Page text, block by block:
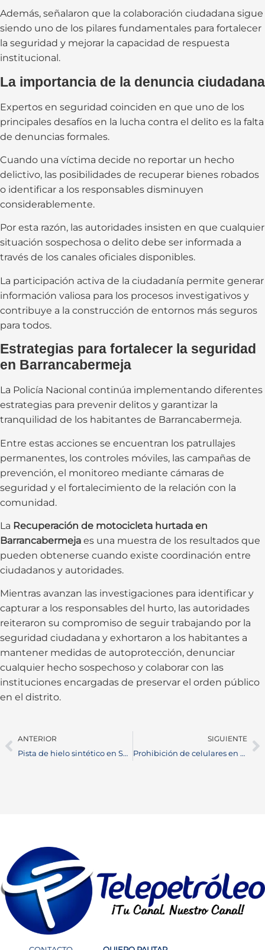
Además, señalaron que la colaboración ciudadana sigue
siendo uno de los pilares fundamentales para fortalecer
la seguridad y mejorar la capacidad de respuesta
institucional.
La importancia de la denuncia ciudadana
Expertos en seguridad coinciden en que uno de los
principales desafíos en la lucha contra el delito es la falta
de denuncias formales.
Cuando una víctima decide no reportar un hecho
delictivo, las posibilidades de recuperar bienes robados
o identificar a los responsables disminuyen
considerablemente.
Por esta razón, las autoridades insisten en que cualquier
situación sospechosa o delito debe ser informada a
través de los canales oficiales disponibles.
La participación activa de la ciudadanía permite generar
información valiosa para los procesos investigativos y
contribuye a la construcción de entornos más seguros
para todos.
Estrategias para fortalecer la seguridad
en Barrancabermeja
La Policía Nacional continúa implementando diferentes
estrategias para prevenir delitos y garantizar la
tranquilidad de los habitantes de Barrancabermeja.
Entre estas acciones se encuentran los patrullajes
permanentes, los controles móviles, las campañas de
prevención, el monitoreo mediante cámaras de
seguridad y el fortalecimiento de la relación con la
comunidad.
La Recuperación de motocicleta hurtada en
Barrancabermeja es una muestra de los resultados que
pueden obtenerse cuando existe coordinación entre
ciudadanos y autoridades.
Mientras avanzan las investigaciones para identificar y
capturar a los responsables del hurto, las autoridades
reiteraron su compromiso de seguir trabajando por la
seguridad ciudadana y exhortaron a los habitantes a
mantener medidas de autoprotección, denunciar
cualquier hecho sospechoso y colaborar con las
instituciones encargadas de preservar el orden público
en el distrito.
ANTERIOR
Pista de hielo sintético en San Silvestre: la nueva atracción para disfrutar las vacaciones en Barrancabermeja
SIGUIENTE
Prohibición de celulares en puestos de votación: Gobierno adopta medida para proteger el secreto del voto en la segunda vuelta presidencial